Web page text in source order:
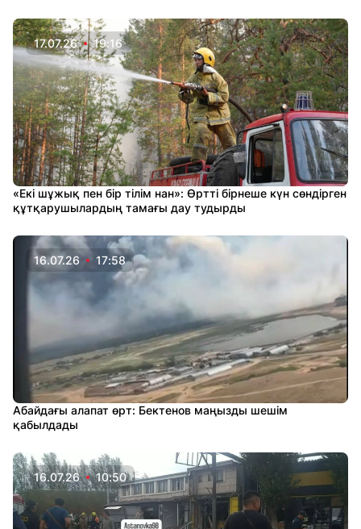
17.07.26 19:16
«Екі шұжық пен бір тілім нан»: Өртті бірнеше күн сөндірген
құтқарушылардың тамағы дау тудырды
16.07.26 17:58
Абайдағы алапат өрт: Бектенов маңызды шешім
қабылдады
16.07.26 10:50